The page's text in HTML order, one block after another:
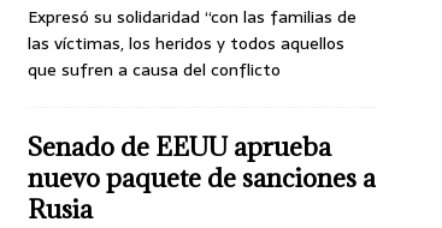
Expresó su solidaridad “con las familias de
las víctimas, los heridos y todos aquellos
que sufren a causa del conflicto
Senado de EEUU aprueba
nuevo paquete de sanciones a
Rusia